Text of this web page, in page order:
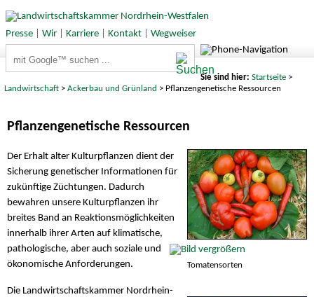
Presse| Wir| Karriere| Kontakt| Wegweiser
Sie sind hier: Startseite>
Landwirtschaft >Ackerbau und Grünland > Pflanzengenetische Ressourcen
Pflanzengenetische Ressourcen
Tomatensorten
Der Erhalt alter Kulturpflanzen dient der
Sicherung genetischer Informationen für
zukünftige Züchtungen. Dadurch
bewahren unsere Kulturpflanzen ihr
breites Band an Reaktionsmöglichkeiten
innerhalb ihrer Arten auf klimatische,
pathologische, aber auch soziale und
ökonomische Anforderungen.
Die Landwirtschaftskammer Nordrhein-